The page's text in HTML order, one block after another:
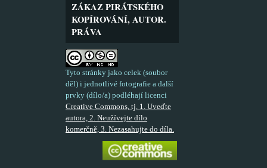
ZÁKAZ PIRÁTSKÉHO
KOPÍROVÁNÍ, AUTOR.
PRÁVA
Tyto stránky jako celek (soubor
děl) i jednotlivé fotografie a další
prvky (dílo/a) podléhají licenci
Creative Commons, tj. 1. Uveďte
autora, 2. Neužívejte dílo
komerčně, 3. Nezasahujte do díla.